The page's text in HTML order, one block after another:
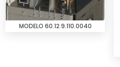
MODELO 60.12.9.110.0040